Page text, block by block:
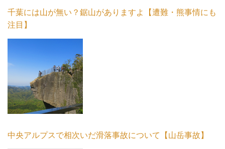
千葉には山が無い？鋸山がありますよ【遭難・熊事情にも
注目】
中央アルプスで相次いだ滑落事故について【山岳事故】